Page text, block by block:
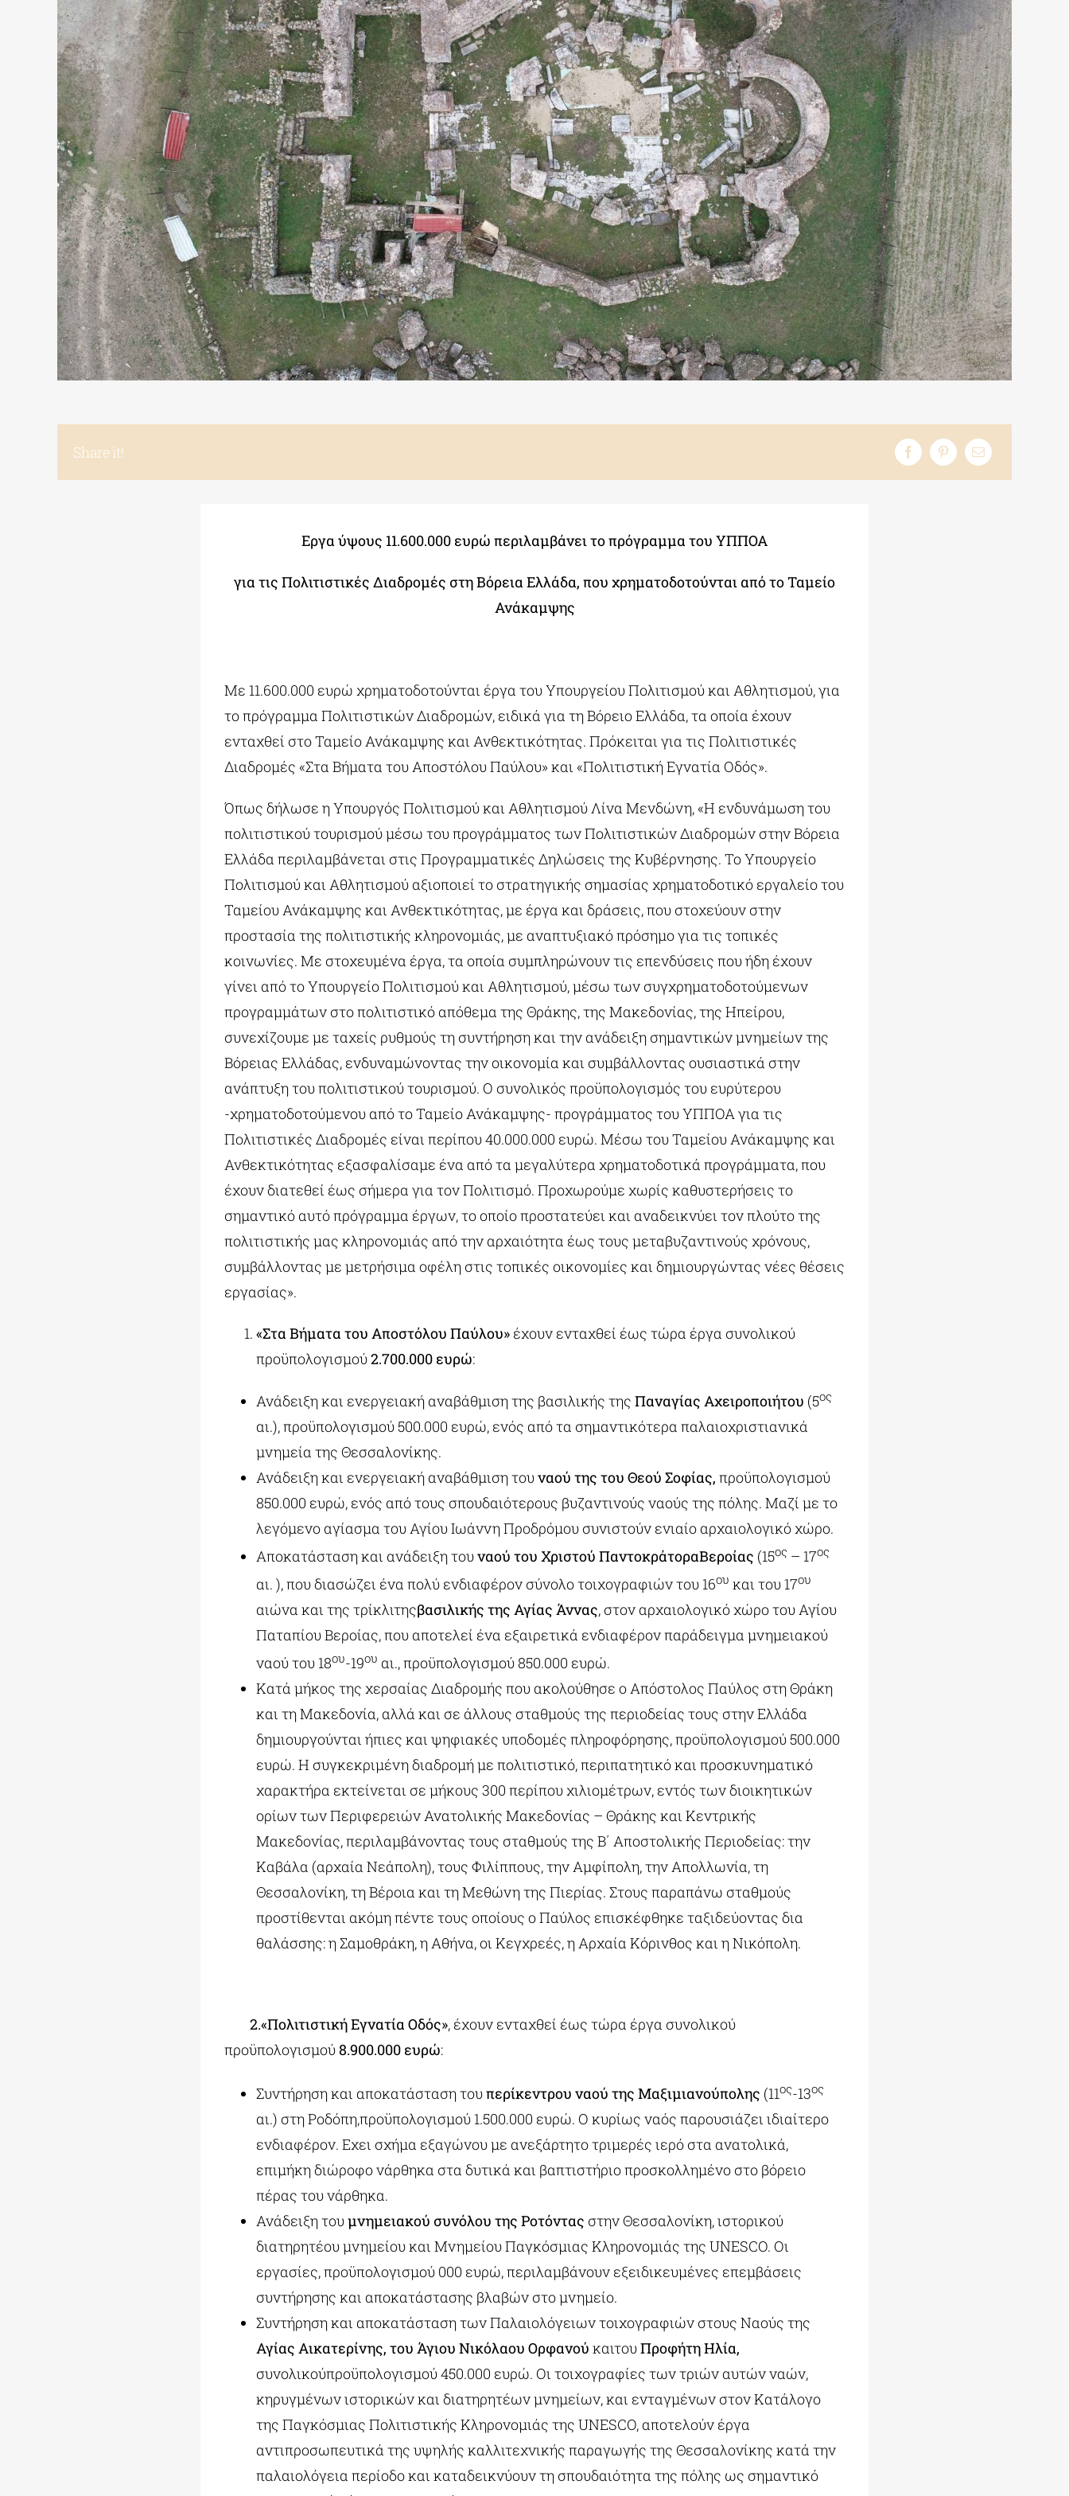
Share it!
Εργα ύψους 11.600.000 ευρώ περιλαμβάνει το πρόγραμμα του ΥΠΠΟΑ
για τις Πολιτιστικές Διαδρομές στη Βόρεια Ελλάδα, που χρηματοδοτούνται από το Ταμείο
Ανάκαμψης
Με 11.600.000 ευρώ χρηματοδοτούνται έργα του Υπουργείου Πολιτισμού και Αθλητισμού, για
το πρόγραμμα Πολιτιστικών Διαδρομών, ειδικά για τη Βόρειο Ελλάδα, τα οποία έχουν
ενταχθεί στο Ταμείο Ανάκαμψης και Ανθεκτικότητας. Πρόκειται για τις Πολιτιστικές
Διαδρομές «Στα Βήματα του Αποστόλου Παύλου» και «Πολιτιστική Εγνατία Οδός».
Όπως δήλωσε η Υπουργός Πολιτισμού και Αθλητισμού Λίνα Μενδώνη, «Η ενδυνάμωση του
πολιτιστικού τουρισμού μέσω του προγράμματος των Πολιτιστικών Διαδρομών στην Βόρεια
Ελλάδα περιλαμβάνεται στις Προγραμματικές Δηλώσεις της Κυβέρνησης. Το Υπουργείο
Πολιτισμού και Αθλητισμού αξιοποιεί το στρατηγικής σημασίας χρηματοδοτικό εργαλείο του
Ταμείου Ανάκαμψης και Ανθεκτικότητας, με έργα και δράσεις, που στοχεύουν στην
προστασία της πολιτιστικής κληρονομιάς, με αναπτυξιακό πρόσημο για τις τοπικές
κοινωνίες. Με στοχευμένα έργα, τα οποία συμπληρώνουν τις επενδύσεις που ήδη έχουν
γίνει από το Υπουργείο Πολιτισμού και Αθλητισμού, μέσω των συγχρηματοδοτούμενων
προγραμμάτων στο πολιτιστικό απόθεμα της Θράκης, της Μακεδονίας, της Ηπείρου,
συνεχίζουμε με ταχείς ρυθμούς τη συντήρηση και την ανάδειξη σημαντικών μνημείων της
Βόρειας Ελλάδας, ενδυναμώνοντας την οικονομία και συμβάλλοντας ουσιαστικά στην
ανάπτυξη του πολιτιστικού τουρισμού. Ο συνολικός προϋπολογισμός του ευρύτερου
-χρηματοδοτούμενου από το Ταμείο Ανάκαμψης- προγράμματος του ΥΠΠΟΑ για τις
Πολιτιστικές Διαδρομές είναι περίπου 40.000.000 ευρώ. Μέσω του Ταμείου Ανάκαμψης και
Ανθεκτικότητας εξασφαλίσαμε ένα από τα μεγαλύτερα χρηματοδοτικά προγράμματα, που
έχουν διατεθεί έως σήμερα για τον Πολιτισμό. Προχωρούμε χωρίς καθυστερήσεις το
σημαντικό αυτό πρόγραμμα έργων, το οποίο προστατεύει και αναδεικνύει τον πλούτο της
πολιτιστικής μας κληρονομιάς από την αρχαιότητα έως τους μεταβυζαντινούς χρόνους,
συμβάλλοντας με μετρήσιμα οφέλη στις τοπικές οικονομίες και δημιουργώντας νέες θέσεις
εργασίας».
«Στα Βήματα του Αποστόλου Παύλου»έχουν ενταχθεί έως τώρα έργα συνολικού
προϋπολογισμού2.700.000 ευρώ:
Ανάδειξη και ενεργειακή αναβάθμιση της βασιλικής της Παναγίας Αχειροποιήτου (5ος
αι.), προϋπολογισμού 500.000 ευρώ, ενός από τα σημαντικότερα παλαιοχριστιανικά
μνημεία της Θεσσαλονίκης.
Ανάδειξη και ενεργειακή αναβάθμιση τουναού της του Θεού Σοφίας, προϋπολογισμού
850.000 ευρώ, ενός από τους σπουδαιότερους βυζαντινούς ναούς της πόλης. Μαζί με το
λεγόμενο αγίασμα του Αγίου Ιωάννη Προδρόμου συνιστούν ενιαίο αρχαιολογικό χώρο.
Αποκατάσταση και ανάδειξη τουναού του Χριστού ΠαντοκράτοραΒεροίας (15ος – 17ος
αι. ), που διασώζει ένα πολύ ενδιαφέρον σύνολο τοιχογραφιών του 16ου και του 17ου
αιώνα και της τρίκλιτηςβασιλικής της Αγίας Άννας, στον αρχαιολογικό χώρο του Αγίου
Παταπίου Βεροίας, που αποτελεί ένα εξαιρετικά ενδιαφέρον παράδειγμα μνημειακού
ναού του 18ου-19ου αι., προϋπολογισμού 850.000 ευρώ.
Κατά μήκος της χερσαίας Διαδρομής που ακολούθησε ο Απόστολος Παύλος στη Θράκη
και τη Μακεδονία, αλλά και σε άλλους σταθμούς της περιοδείας τους στην Ελλάδα
δημιουργούνται ήπιες και ψηφιακές υποδομές πληροφόρησης, προϋπολογισμού 500.000
ευρώ. Η συγκεκριμένη διαδρομή με πολιτιστικό, περιπατητικό και προσκυνηματικό
χαρακτήρα εκτείνεται σε μήκους 300 περίπου χιλιομέτρων, εντός των διοικητικών
ορίων των Περιφερειών Ανατολικής Μακεδονίας – Θράκης και Κεντρικής
Μακεδονίας, περιλαμβάνοντας τους σταθμούς της Β΄ Αποστολικής Περιοδείας: την
Καβάλα (αρχαία Νεάπολη), τους Φιλίππους, την Αμφίπολη, την Απολλωνία, τη
Θεσσαλονίκη, τη Βέροια και τη Μεθώνη της Πιερίας. Στους παραπάνω σταθμούς
προστίθενται ακόμη πέντε τους οποίους ο Παύλος επισκέφθηκε ταξιδεύοντας δια
θαλάσσης: η Σαμοθράκη, η Αθήνα, οι Κεγχρεές, η Αρχαία Κόρινθος και η Νικόπολη.
2.«Πολιτιστική Εγνατία Οδός», έχουν ενταχθεί έως τώρα έργα συνολικού
προϋπολογισμού8.900.000 ευρώ:
Συντήρηση και αποκατάσταση τουπερίκεντρου ναού της Μαξιμιανούπολης (11ος-13ος
αι.) στη Ροδόπη,προϋπολογισμού 1.500.000 ευρώ. Ο κυρίως ναός παρουσιάζει ιδιαίτερο
ενδιαφέρον. Εχει σχήμα εξαγώνου με ανεξάρτητο τριμερές ιερό στα ανατολικά,
επιμήκη διώροφο νάρθηκα στα δυτικά και βαπτιστήριο προσκολλημένο στο βόρειο
πέρας του νάρθηκα.
Ανάδειξη τουμνημειακού συνόλου της Ροτόντας στην Θεσσαλονίκη, ιστορικού
διατηρητέου μνημείου και Μνημείου Παγκόσμιας Κληρονομιάς της UNESCO. Οι
εργασίες, προϋπολογισμού 000 ευρώ, περιλαμβάνουν εξειδικευμένες επεμβάσεις
συντήρησης και αποκατάστασης βλαβών στο μνημείο.
Συντήρηση και αποκατάσταση των Παλαιολόγειων τοιχογραφιών στους Ναούς της
Αγίας Αικατερίνης, του Άγιου Νικόλαου Ορφανού καιτουΠροφήτη Ηλία,
συνολικούπροϋπολογισμού 450.000 ευρώ. Οι τοιχογραφίες των τριών αυτών ναών,
κηρυγμένων ιστορικών και διατηρητέων μνημείων, και ενταγμένων στον Κατάλογο
της Παγκόσμιας Πολιτιστικής Κληρονομιάς της UNESCO, αποτελούν έργα
αντιπροσωπευτικά της υψηλής καλλιτεχνικής παραγωγής της Θεσσαλονίκης κατά την
παλαιολόγεια περίοδο και καταδεικνύουν τη σπουδαιότητα της πόλης ως σημαντικό